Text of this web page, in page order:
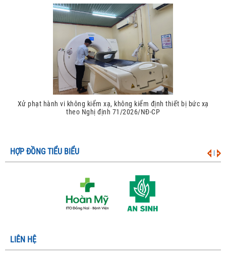
Xử phạt hành vi không kiểm xạ, không kiểm định thiết bị bức xạ
theo Nghị định 71/2026/NĐ-CP
HỢP ĐỒNG TIỂU BIỂU
LIÊN HỆ